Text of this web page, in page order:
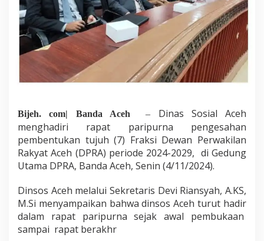
a
p
P
a
i
r
n
a
P
e
m
e
n
t
u
k
Bijeh. com| Banda Aceh –
Dinas Sosial Aceh
menghadiri rapat paripurna pengesahan
pembentukan tujuh (7) Fraksi Dewan Perwakilan
Rakyat Aceh (DPRA) periode 2024-2029, di Gedung
Utama DPRA, Banda Aceh, Senin (4/11/2024).
Dinsos Aceh melalui Sekretaris Devi Riansyah, A.KS,
M.Si menyampaikan bahwa dinsos Aceh turut hadir
dalam rapat paripurna sejak awal pembukaan
sampai rapat berakhr